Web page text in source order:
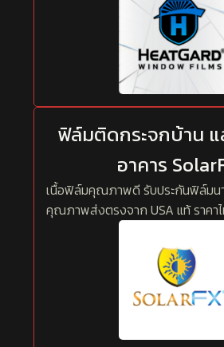
ฟิล์มติดกระจกบ้าน
อาคาร
เนื้อฟิล์มคุณภาพดี รับประกันฟิล์มน
คุณภาพส่งตรงจาก USA แท้ ราคา